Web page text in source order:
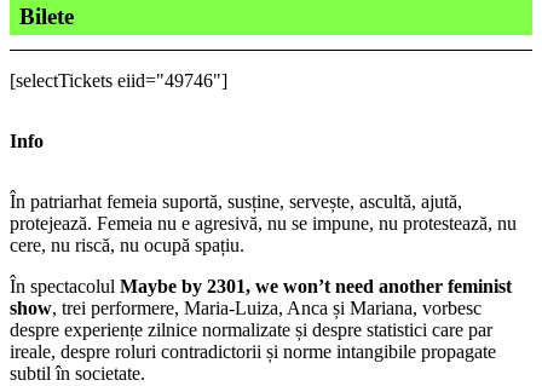
Bilete
[selectTickets eiid="49746"]
Info
În patriarhat femeia suportă, susține, servește, ascultă, ajută,
protejează. Femeia nu e agresivă, nu se impune, nu protestează, nu
cere, nu riscă, nu ocupă spațiu.
În spectacolul Maybe by 2301, we won’t need another feminist
show, trei performere, Maria-Luiza, Anca și Mariana, vorbesc
despre experiențe zilnice normalizate și despre statistici care par
ireale, despre roluri contradictorii și norme intangibile propagate
subtil în societate.